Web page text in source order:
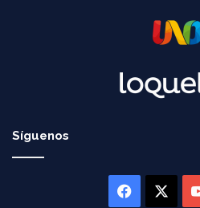
Síguenos
Facebook